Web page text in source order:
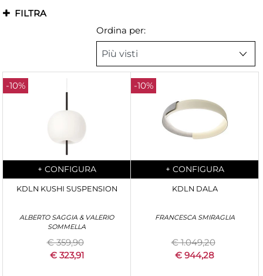
FILTRA
Ordina per:
-10%
Quantità
+ CONFIGURA
KDLN KUSHI SUSPENSION
ALBERTO SAGGIA & VALERIO
SOMMELLA
€ 359,90
€ 323,91
-10%
Quantità
+ CONFIGURA
KDLN DALA
FRANCESCA SMIRAGLIA
€ 1.049,20
€ 944,28